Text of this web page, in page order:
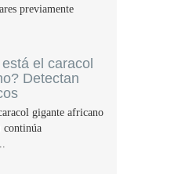
previamente
el caracol
Detectan
gigante africano
continúa